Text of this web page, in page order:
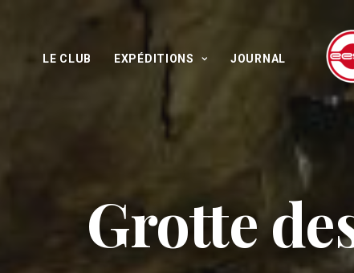
LE CLUB EXPÉDITIONS JOURNAL
Grotte